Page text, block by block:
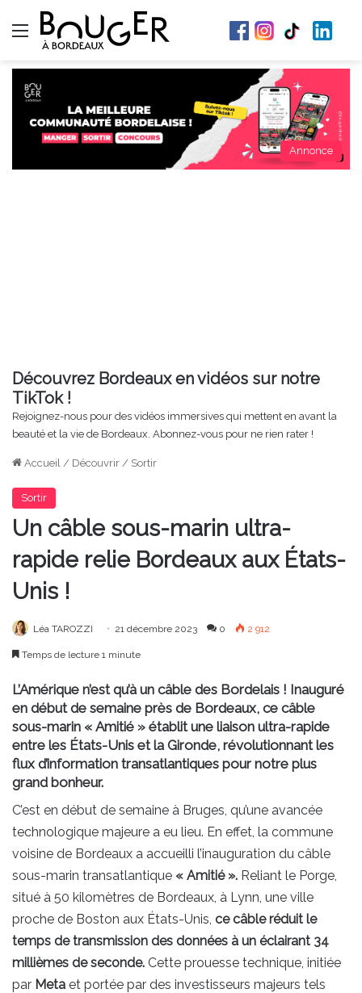
Menu
Annonce
Découvrez Bordeaux en vidéos sur notre
TikTok !
Rejoignez-nous pour des vidéos immersives qui mettent en avant la
beauté et la vie de Bordeaux. Abonnez-vous pour ne rien rater !
Accueil / Découvrir / Sortir
Sortir
Un câble sous-marin ultra-
rapide relie Bordeaux aux États-
Unis !
Léa TAROZZI 21 décembre 2023 0 2 912
Temps de lecture 1 minute
L’Amérique n’est qu’à un câble des Bordelais ! Inauguré
en début de semaine près de Bordeaux, ce câble
sous-marin « Amitié » établit une liaison ultra-rapide
entre les États-Unis et la Gironde, révolutionnant les
flux d’information transatlantiques pour notre plus
grand bonheur.
C’est en début de semaine à Bruges, qu’une avancée
technologique majeure a eu lieu. En effet, la commune
voisine de Bordeaux a accueilli l’inauguration du câble
sous-marin transatlantique « Amitié ». Reliant le Porge,
situé à 50 kilomètres de Bordeaux, à Lynn, une ville
proche de Boston aux États-Unis, ce câble réduit le
temps de transmission des données à un éclairant 34
millièmes de seconde. Cette prouesse technique, initiée
par Meta et portée par des investisseurs majeurs tels